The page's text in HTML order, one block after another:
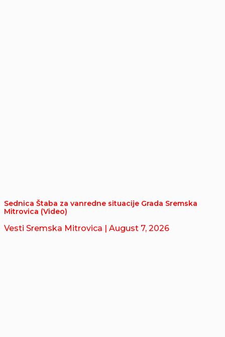
Sednica Štaba za vanredne situacije Grada Sremska
Mitrovica (Video)
Vesti Sremska Mitrovica | August 7, 2026